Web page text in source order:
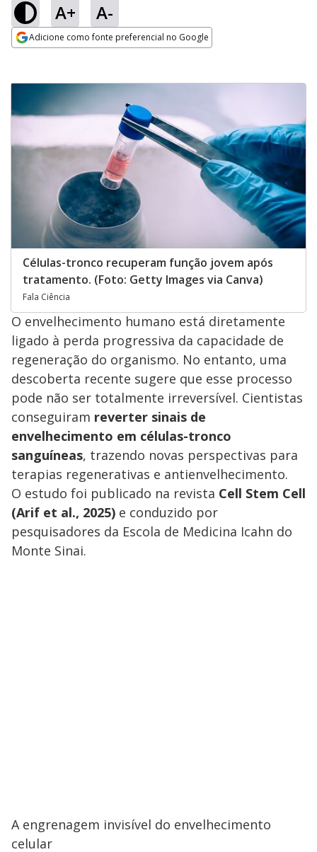
A+ A-
Adicione como fonte preferencial no Google
Células-tronco recuperam função jovem após
tratamento. (Foto: Getty Images via Canva)
Fala Ciência
O envelhecimento humano está diretamente
ligado à perda progressiva da capacidade de
regeneração do organismo. No entanto, uma
descoberta recente sugere que esse processo
pode não ser totalmente irreversível. Cientistas
conseguiram reverter sinais de
envelhecimento em células-tronco
sanguíneas, trazendo novas perspectivas para
terapias regenerativas e antienvelhecimento.
O estudo foi publicado na revista Cell Stem Cell
(Arif et al., 2025) e conduzido por
pesquisadores da Escola de Medicina Icahn do
Monte Sinai.
A engrenagem invisível do envelhecimento
celular